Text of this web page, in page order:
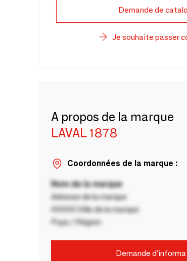
Demande de
Je souhaite passer
A propos de la marque
LAVAL 1878
Coordonnées de la marque :
Nom de la marque
Adresse de la marque
00000 Ville de la marque
Pays / Région
Demande